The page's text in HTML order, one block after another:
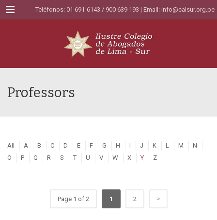
Menu Teléfonos: 01 691-6143 / 900 639 193 | Email: info@calsur.org.pe
Professors
All A B C D E F G H I J K L M
N
O
P Q R S T U V W X Y Z
Page 1 of 2 1 2 »